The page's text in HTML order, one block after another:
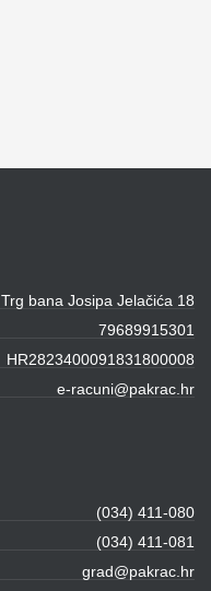
Trg bana Josipa Jelačića 18
79689915301
HR2823400091831800008
e-racuni@pakrac.hr
(034) 411-080
(034) 411-081
grad@pakrac.hr